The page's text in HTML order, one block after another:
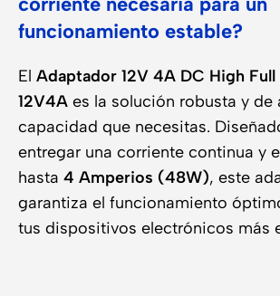
funcionamiento estable?
El Adaptador 12V 4A DC High
12V4A es la solución robusta y de
capacidad que necesitas.
entregar una corriente continua y
hasta 4 Amperios (48W), este
garantiza el funcionamiento
tus dispositivos electrónicos más